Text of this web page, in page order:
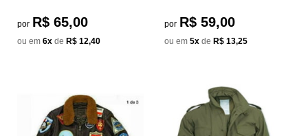
por R$ 65,00
ou em 6x de R$ 12,40
por R$ 59,00
ou em 5x de R$ 13,25